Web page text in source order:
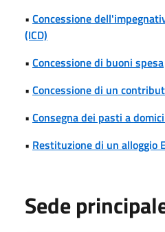
• Concessione
(ICD)
• Concessione di buoni spesa
• Concessione di un
• Consegna dei pasti a
• Restituzione di un alloggio
Sede